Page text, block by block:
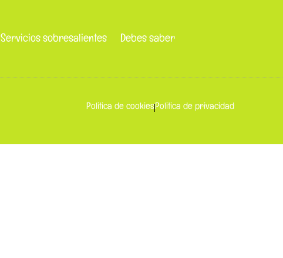
Servicios sobresalientes Debes saber
Politica de cookies Politica de privacidad